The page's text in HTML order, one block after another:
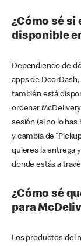
¿Cómo sé si
disponible
Dependiendo de
apps de
también está
ordenar
sesión (si no lo has
y cambia de
quieres la entrega
donde estás a
¿Cómo sé
para
Los productos del